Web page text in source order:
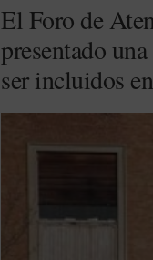
El Foro de
presentado
ser incluidos